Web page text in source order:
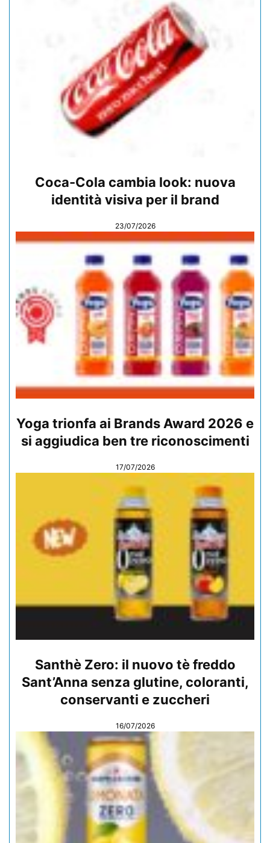
Coca-Cola cambia look: nuova
identità visiva per il brand
23/07/2026
Yoga trionfa ai Brands Award 2026 e
si aggiudica ben tre riconoscimenti
17/07/2026
Santhè Zero: il nuovo tè freddo
Sant’Anna senza glutine, coloranti,
conservanti e zuccheri
16/07/2026